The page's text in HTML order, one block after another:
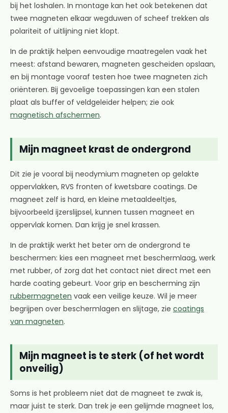
bij het loshalen. In montage kan het ook betekenen dat
twee magneten elkaar wegduwen of scheef trekken als
polariteit of uitlijning niet klopt.
In de praktijk helpen eenvoudige maatregelen vaak het
meest: afstand bewaren, magneten gescheiden opslaan,
en bij montage vooraf testen hoe twee magneten zich
oriënteren. Bij gevoelige toepassingen kan een stalen
plaat als buffer of veldgeleider helpen; zie ook
magnetisch afschermen.
Mijn magneet krast de ondergrond
Dit zie je vooral bij neodymium magneten op gelakte
oppervlakken, RVS fronten of kwetsbare coatings. De
magneet zelf is hard, en kleine metaaldeeltjes,
bijvoorbeeld ijzerslijpsel, kunnen tussen magneet en
oppervlak komen. Dan krijg je snel krassen.
In de praktijk werkt het beter om de ondergrond te
beschermen: kies een magneet met beschermlaag, werk
met rubber, of zorg dat het contact niet direct met een
harde coating gebeurt. Voor grip en bescherming zijn
rubbermagneten vaak een veilige keuze. Wil je meer
begrijpen over beschermlagen en slijtage, zie coatings
van magneten.
Mijn magneet is te sterk (of het wordt
onveilig)
Soms is het probleem niet dat de magneet te zwak is,
maar juist te sterk. Dan trek je een gelijmde magneet los,